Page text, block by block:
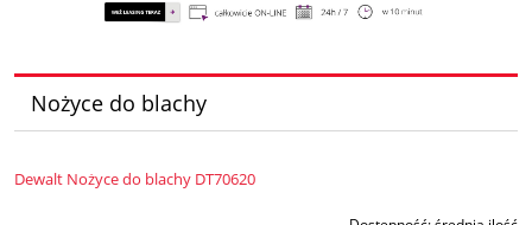
Nożyce do blachy
Dewalt Nożyce do blachy DT70620